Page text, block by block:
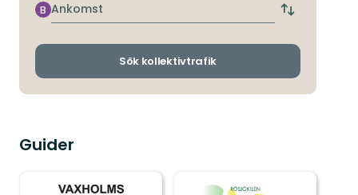
hållplats
Ankomst
B
Byt
och
Sök kollektivtrafik
Guider